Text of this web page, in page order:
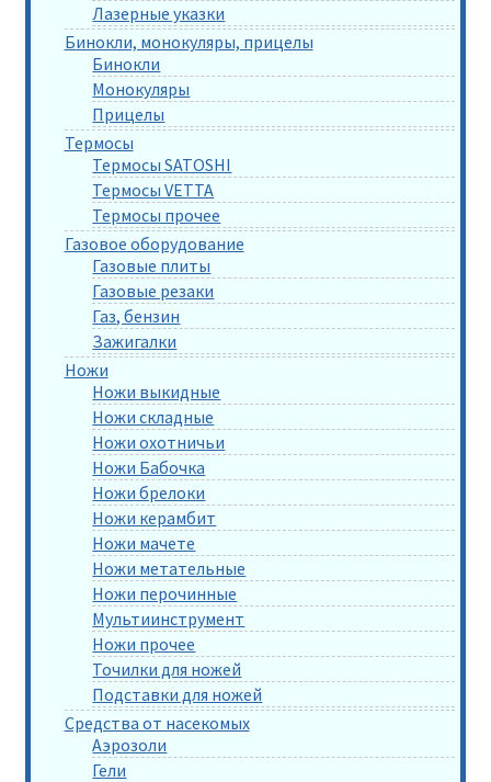
Лазерные указки
Бинокли, монокуляры, прицелы
Бинокли
Монокуляры
Прицелы
Термосы
Термосы SATOSHI
Термосы VETTA
Термосы прочее
Газовое оборудование
Газовые плиты
Газовые резаки
Газ, бензин
Зажигалки
Ножи
Ножи выкидные
Ножи складные
Ножи охотничьи
Ножи Бабочка
Ножи брелоки
Ножи керамбит
Ножи мачете
Ножи метательные
Ножи перочинные
Мультиинструмент
Ножи прочее
Точилки для ножей
Подставки для ножей
Средства от насекомых
Аэрозоли
Гели